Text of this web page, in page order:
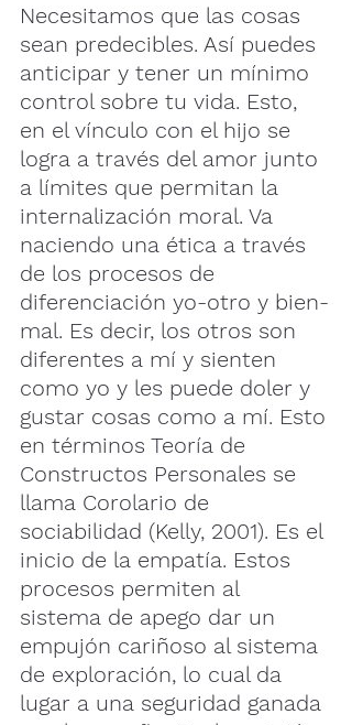
Necesitamos que las cosas
sean predecibles. Así puedes
anticipar y tener un mínimo
control sobre tu vida. Esto,
en el vínculo con el hijo se
logra a través del amor junto
a límites que permitan la
internalización moral. Va
naciendo una ética a través
de los procesos de
diferenciación yo-otro y bien-
mal. Es decir, los otros son
diferentes a mí y sienten
como yo y les puede doler y
gustar cosas como a mí. Esto
en términos Teoría de
Constructos Personales se
llama Corolario de
sociabilidad (Kelly, 2001). Es el
inicio de la empatía. Estos
procesos permiten al
sistema de apego dar un
empujón cariñoso al sistema
de exploración, lo cual da
lugar a una seguridad ganada